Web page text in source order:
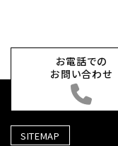
お電話での
お問い合わせ
SITEMAP